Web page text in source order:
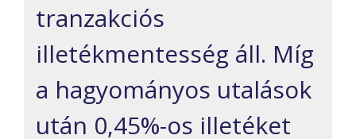
tranzakciós
illetékmentesség áll. Míg
a hagyományos utalások
után 0,45%-os illetéket